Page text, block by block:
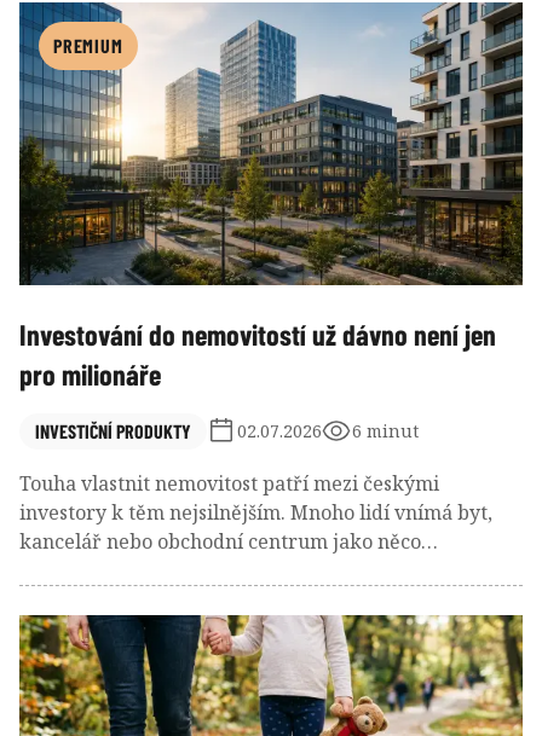
obyvatel a naspořit potřebnou částku se proto stává
stále větší výzvou. Řada lidí tak hledá způsob, jak
postupně vytvořit vlastní kapitál, který jim v
budoucnu usnadní získání hypotečního úvěru a
přiblíží je k vysněnému domovu.
PREMIUM
Investování do nemovitostí už dávno není jen
pro milionáře
INVESTIČNÍ PRODUKTY 02.07.2026 6 minut
Touha vlastnit nemovitost patří mezi českými
investory k těm nejsilnějším. Mnoho lidí vnímá byt,
kancelář nebo obchodní centrum jako něco
investiční nemovitosti je stále náročnější.